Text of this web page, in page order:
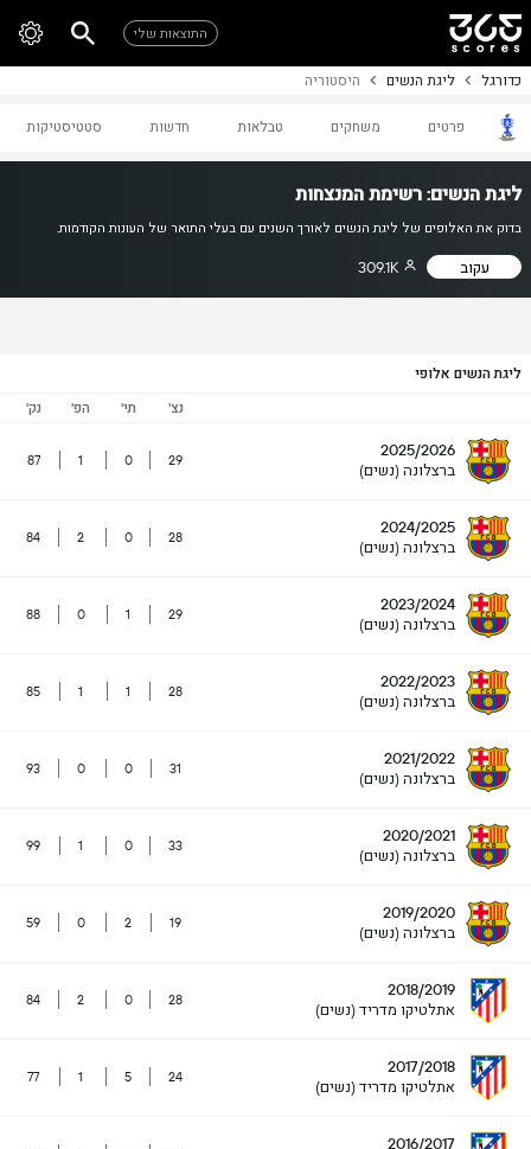
התוצאות שלי
כדורגל ליגת הנשים היסטוריה
פרטים משחקים טבלאות חדשות סטטיסטיקות
ליגת הנשים: רשימת המנצחות
בדוק את האלופים של ליגת הנשים לאורך השנים עם בעלי התואר של העונות הקודמות.
עקוב 309.1K
ליגת הנשים אלופי
נצ' תי' הפ' נק'
2025/2026
ברצלונה (נשים)
29
0
1
87
2024/2025
ברצלונה (נשים)
28
0
2
84
2023/2024
ברצלונה (נשים)
29
1
0
88
2022/2023
ברצלונה (נשים)
28
1
1
85
2021/2022
ברצלונה (נשים)
31
0
0
93
2020/2021
ברצלונה (נשים)
33
0
1
99
2019/2020
ברצלונה (נשים)
19
2
0
59
2018/2019
אתלטיקו מדריד (נשים)
28
0
2
84
2017/2018
אתלטיקו מדריד (נשים)
24
5
1
77
2016/2017